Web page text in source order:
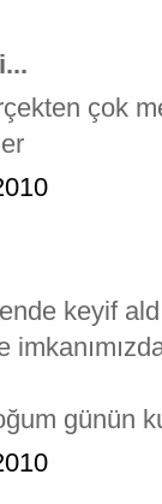
çok
keyif
günün